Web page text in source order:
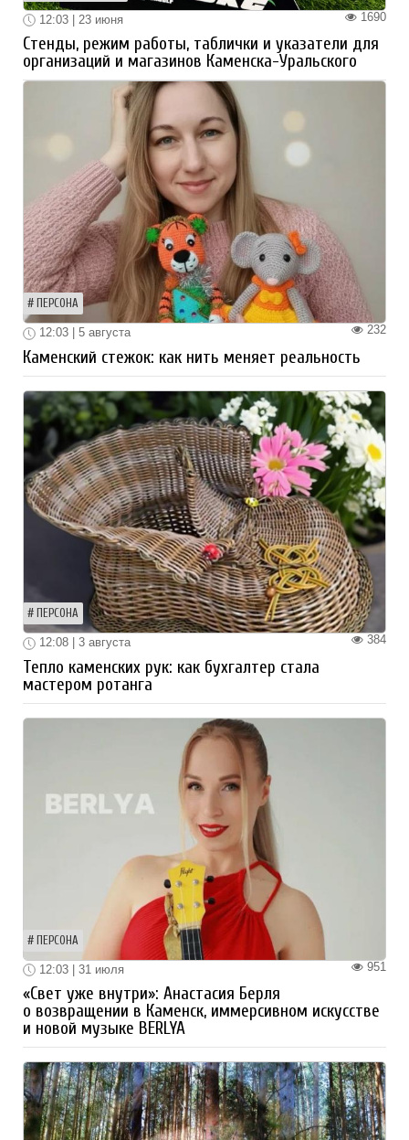
1690
12:03 | 23 июня
Стенды, режим работы, таблички и указатели для
организаций и магазинов Каменска-Уральского
ПЕРСОНА
232
12:03 | 5 августа
Каменский стежок: как нить меняет реальность
ПЕРСОНА
384
12:08 | 3 августа
Тепло каменских рук: как бухгалтер стала
мастером ротанга
ПЕРСОНА
951
12:03 | 31 июля
«Свет уже внутри»: Анастасия Берля
о возвращении в Каменск, иммерсивном искусстве
и новой музыке BERLYA